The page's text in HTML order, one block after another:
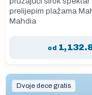
prelijepim plažama
Mahdia
od
Dvoje dece gratis